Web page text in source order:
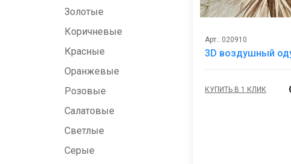
Золотые
Коричневые
Красные
Оранжевые
Розовые
Салатовые
Светлые
Серые
Арт.: 020910
3D воздушный
КУПИТЬ В 1 КЛИК